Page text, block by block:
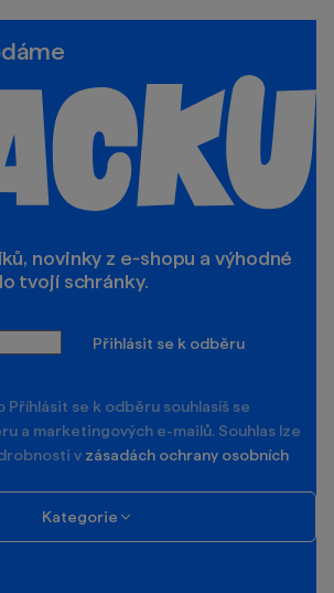
novinky z e‑shopu a výhodné
tvojí schránky.
Přihlásit se k odběru
Příhlásit se k odběru souhlasíš se
a marketingových e-mailů. Souhlas lze
v zásadách ochrany osobních
Kategorie